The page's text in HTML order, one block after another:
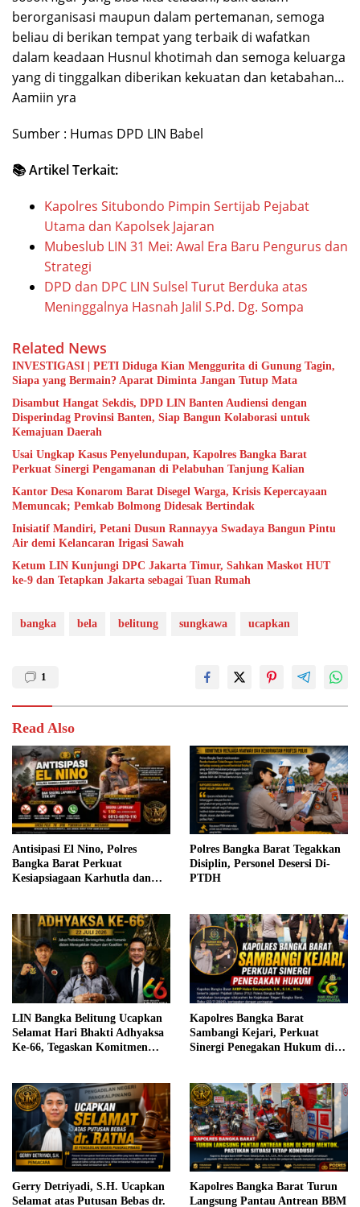
berorganisasi maupun dalam pertemanan, semoga
beliau di berikan tempat yang terbaik di wafatkan
dalam keadaan Husnul khotimah dan semoga keluarga
yang di tinggalkan diberikan kekuatan dan ketabahan…
Aamiin yra
Sumber : Humas DPD LIN Babel
📚 Artikel Terkait:
Kapolres Situbondo Pimpin Sertijab Pejabat
Utama dan Kapolsek Jajaran
Mubeslub LIN 31 Mei: Awal Era Baru Pengurus dan
Strategi
DPD dan DPC LIN Sulsel Turut Berduka atas
Meninggalnya Hasnah Jalil S.Pd. Dg. Sompa
Related News
INVESTIGASI | PETI Diduga Kian Menggurita di Gunung Tagin,
Siapa yang Bermain? Aparat Diminta Jangan Tutup Mata
Disambut Hangat Sekdis, DPD LIN Banten Audiensi dengan
Disperindag Provinsi Banten, Siap Bangun Kolaborasi untuk
Kemajuan Daerah
Usai Ungkap Kasus Penyelundupan, Kapolres Bangka Barat
Perkuat Sinergi Pengamanan di Pelabuhan Tanjung Kalian
Kantor Desa Konarom Barat Disegel Warga, Krisis Kepercayaan
Memuncak; Pemkab Bolmong Didesak Bertindak
Inisiatif Mandiri, Petani Dusun Rannayya Swadaya Bangun Pintu
Air demi Kelancaran Irigasi Sawah
Ketum LIN Kunjungi DPC Jakarta Timur, Sahkan Maskot HUT
ke-9 dan Tetapkan Jakarta sebagai Tuan Rumah
bangka bela belitung sungkawa ucapkan
1
Read Also
Antisipasi El Nino, Polres
Bangka Barat Perkuat
Kesiapsiagaan Karhutla dan
Polres Bangka Barat Tegakkan
Disiplin, Personel Desersi Di-
PTDH
LIN Bangka Belitung Ucapkan
Selamat Hari Bhakti Adhyaksa
Ke-66, Tegaskan Komitmen
Kapolres Bangka Barat
Sambangi Kejari, Perkuat
Sinergi Penegakan Hukum di
Gerry Detriyadi, S.H. Ucapkan
Selamat atas Putusan Bebas dr.
Kapolres Bangka Barat Turun
Langsung Pantau Antrean BBM